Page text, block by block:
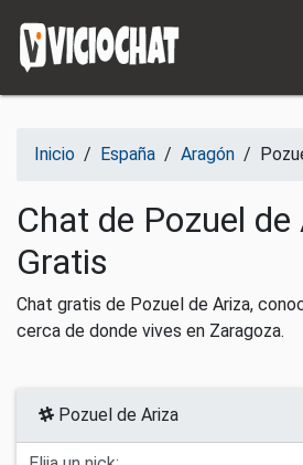
Inicio / España / Aragón /
Chat de Pozuel de
Gratis
Chat gratis de Pozuel de Ariza,
cerca de donde vives en Zaragoza.
Pozuel de Ariza